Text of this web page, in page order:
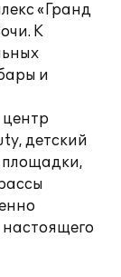
«Гранд
К
и
детский
площадки,